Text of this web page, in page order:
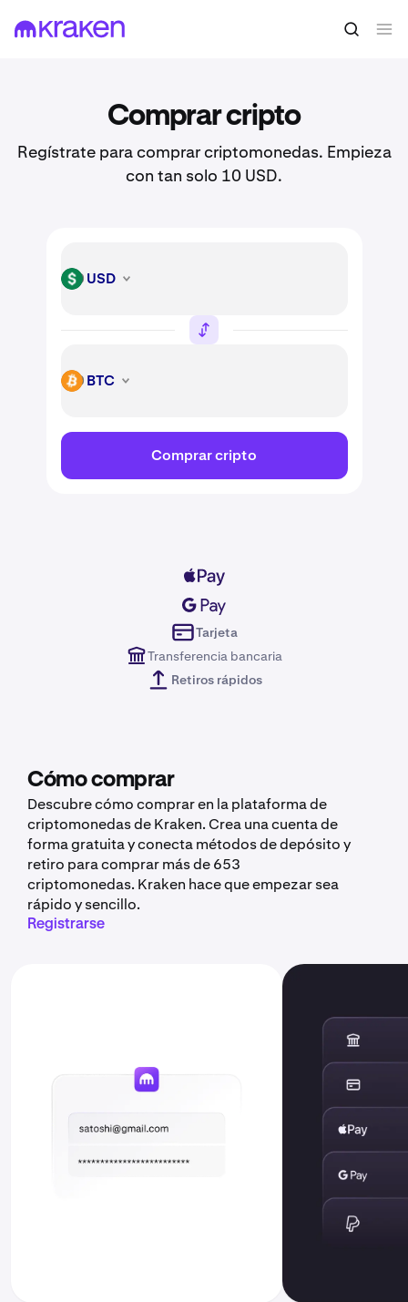
Comprar cripto
Regístrate para comprar criptomonedas. Empieza
con tan solo 10 USD.
USD USD
BTC BTC
Comprar cripto
Tarjeta
Transferencia bancaria
Retiros rápidos
Cómo comprar
Descubre cómo comprar en la plataforma de
criptomonedas de Kraken. Crea una cuenta de
forma gratuita y conecta métodos de depósito y
retiro para comprar más de 653
criptomonedas. Kraken hace que empezar sea
rápido y sencillo.
Registrarse